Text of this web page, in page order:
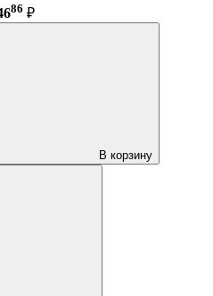
86 ₽
В корзину